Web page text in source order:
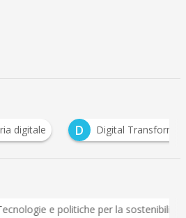
D Digital Transformation
Tecnologie e politiche per la